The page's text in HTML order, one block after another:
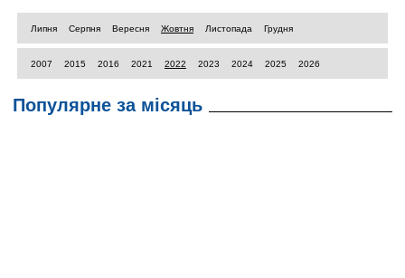
Липня Серпня Вересня Жовтня Листопада Грудня
2007 2015 2016 2021 2022 2023 2024 2025 2026
Популярне за місяць